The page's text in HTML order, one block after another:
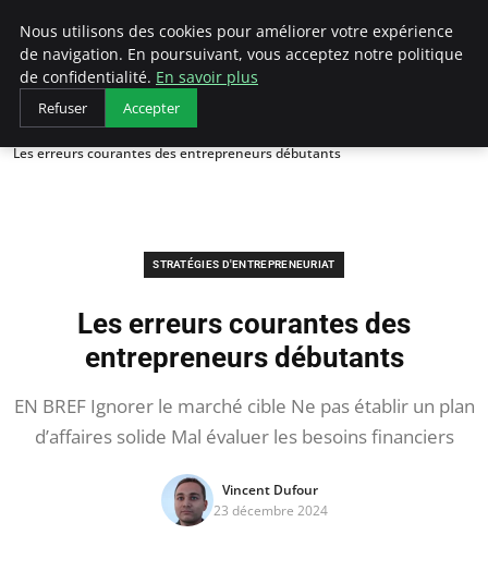
LECFCM
Accueil
Stratégies d'entrepreneuriat
Les erreurs courantes des entrepreneurs débutants
STRATÉGIES D'ENTREPRENEURIAT
Les erreurs courantes des
entrepreneurs débutants
EN BREF Ignorer le marché cible Ne pas établir un plan
d’affaires solide Mal évaluer les besoins financiers
Vincent Dufour
23 décembre 2024
Nous utilisons des cookies pour améliorer votre expérience
de navigation. En poursuivant, vous acceptez notre politique
de confidentialité. En savoir plus
Refuser Accepter